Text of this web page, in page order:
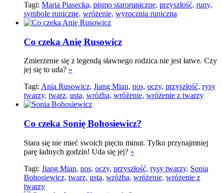
Tagi: Maria Piasecka, pismo staroruniczne, przyszłość, runy,
symbole runiczne, wróżenie, wyrocznia runiczna
Co czeka Anię Rusowicz
Zmierzenie się z legendą sławnego rodzica nie jest łatwe. Czy
jej się to uda? »
Tagi: Ania Rusowicz, Jiang Mian, nos, oczy, przyszłość, rysy
twarzy, twarz, usta, wróżba, wróżenie, wróżenie z twarzy
Co czeka Sonię Bohosiewicz?
Stara się nie mieć swoich pięciu minut. Tylko przynajmniej
parę ładnych godzin! Uda się jej? »
Tagi: Jiang Mian, nos, oczy, przyszłość, rysy twarzy, Sonia
Bohosiewicz, twarz, usta, wróżba, wróżenie, wróżenie z
twarzy